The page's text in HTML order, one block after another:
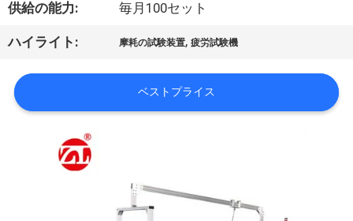
い
工
供給の能力: 毎月100セット
ハイライト: 摩耗の試験装置,疲労試験機
ベストプライス